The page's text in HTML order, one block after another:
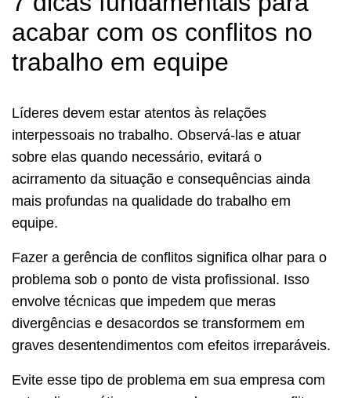
acabar com os conflitos no
trabalho em equipe
Líderes devem estar atentos às relações
interpessoais no trabalho. Observá-las e atuar
sobre elas quando necessário, evitará o
acirramento da situação e consequências ainda
mais profundas na qualidade do trabalho em
equipe.
Fazer a gerência de conflitos significa olhar para o
problema sob o ponto de vista profissional. Isso
envolve técnicas que impedem que meras
divergências e desacordos se transformem em
graves desentendimentos com efeitos irreparáveis.
Evite esse tipo de problema em sua empresa com